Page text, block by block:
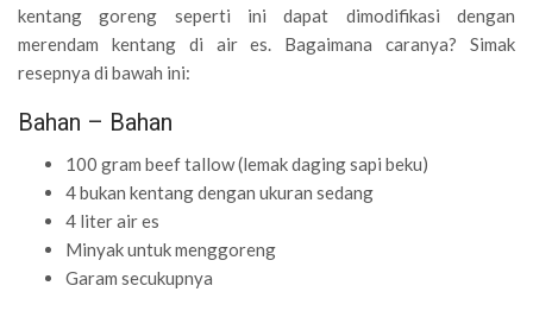
kentang goreng seperti ini dapat dimodifikasi dengan
merendam kentang di air es. Bagaimana caranya? Simak
resepnya di bawah ini:
Bahan – Bahan
100 gram beef tallow (lemak daging sapi beku)
4 bukan kentang dengan ukuran sedang
4 liter air es
Minyak untuk menggoreng
Garam secukupnya